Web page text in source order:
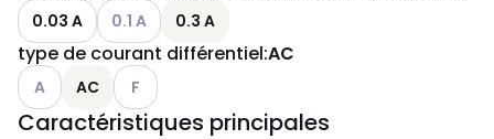
0.03 A Voir les options disponibles
0.1 A 0.3 A
type de courant différentiel:AC
Voir les options disponibles
A AC Voir les options disponibles
F
Caractéristiques principales